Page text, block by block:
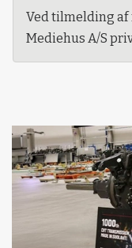
Ved tilmelding af
Mediehus A/S